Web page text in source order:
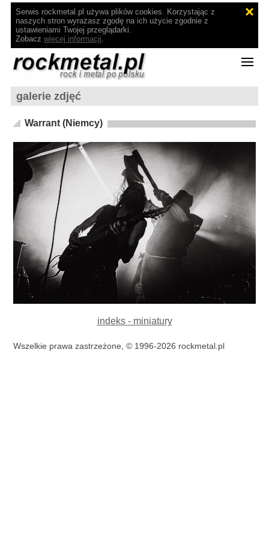
Serwis rockmetal.pl używa plików cookies. Korzystając z
naszych stron wyrażasz zgodę na ich użycie zgodnie z
ustawieniami Twojej przeglądarki.
Zobacz więcej informacji.
galerie zdjęć
Warrant (Niemcy)
indeks - miniatury
Wszelkie prawa zastrzeżone, © 1996-2026 rockmetal.pl